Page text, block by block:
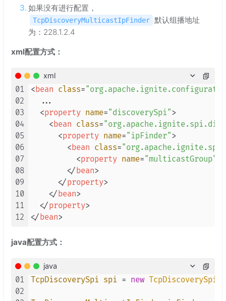
如果没有进行配置，
TcpDiscoveryMulticastIpFinder 默认组播地址
为：228.1.2.4
xml配置方式：
xml
01
02
03
04
05
06
07
08
09
10
11
12
<bean class=
  ...
<property name="discoverySpi">
<bean class=
<property name="ipFinder">
<bean class=
<property name="multicastGroup"
</bean>
</property>
</bean>
</property>
</bean>
java配置方式：
java
01
02
TcpDiscoverySpi spi = new TcpDiscoverySpi